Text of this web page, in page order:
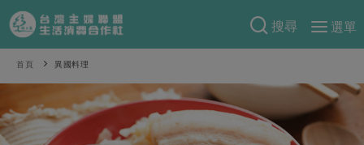
搜尋
選單
產品分類
一籃菜 當令水果
食材特別企畫
首頁 異國料理